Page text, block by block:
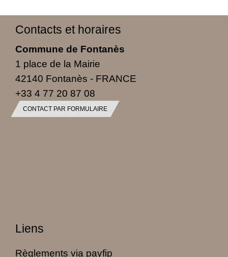
Contacts et horaires
Commune de Fontanès
1 place de la Mairie
42140 Fontanès - FRANCE
+33 4 77 20 87 08
CONTACT PAR FORMULAIRE
Liens
Règlements via payfip